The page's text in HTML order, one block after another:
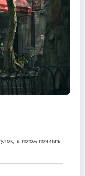
а потом почитать